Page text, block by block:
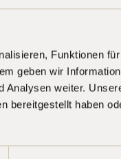
Funktionen
geben wir
weiter.
bereitgestellt haben